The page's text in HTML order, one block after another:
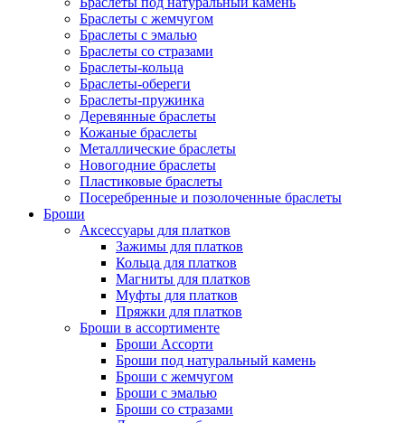
Браслеты с жемчугом
Браслеты с эмалью
Браслеты со стразами
Браслеты-кольца
Браслеты-обереги
Браслеты-пружинка
Деревянные браслеты
Кожаные браслеты
Металлические браслеты
Новогодние браслеты
Пластиковые браслеты
Посеребренные и позолоченные браслеты
Броши
Аксессуары для платков
Зажимы для платков
Кольца для платков
Магниты для платков
Муфты для платков
Пряжки для платков
Броши в ассортименте
Броши Ассорти
Броши под натуральный камень
Броши с жемчугом
Броши с эмалью
Броши со стразами